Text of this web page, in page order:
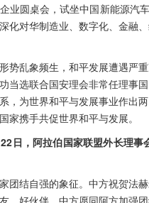
业圆桌会，试坐中国新能源汽
化对华制造业、数字化、金融
势乱象频生，和平发展遭遇严
当选联合国安理会非常任理事
，为世界和平与发展事业作出
家携手共促世界和平与发展。
日，阿拉伯国家联盟外长理
团结自强的象征。中方祝贺法